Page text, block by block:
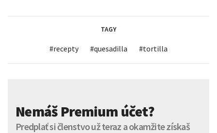
TAGY
#recepty #quesadilla #tortilla
Nemáš Premium účet?
Predplať si členstvo už teraz a okamžite získaš